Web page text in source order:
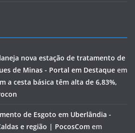
nova estação de tratamento de
de Minas - Portal em Destaque em
a cesta básica têm alta de 6,83%,
de Esgoto em Uberlândia -
e região | PocosCom em